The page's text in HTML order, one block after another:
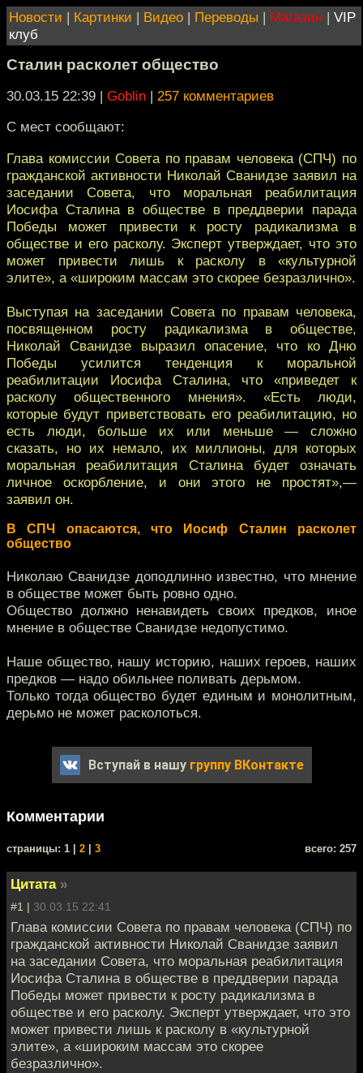
Новости | Картинки | Видео | Переводы | Магазин | VIP
клуб
Сталин расколет общество
30.03.15 22:39 | Goblin | 257 комментариев
С мест сообщают:
Глава комиссии Совета по правам человека (СПЧ) по
гражданской активности Николай Сванидзе заявил на
заседании Совета, что моральная реабилитация
Иосифа Сталина в обществе в преддверии парада
Победы может привести к росту радикализма в
обществе и его расколу. Эксперт утверждает, что это
может привести лишь к расколу в «культурной
элите», а «широким массам это скорее безразлично».
Выступая на заседании Совета по правам человека,
посвященном росту радикализма в обществе,
Николай Сванидзе выразил опасение, что ко Дню
Победы усилится тенденция к моральной
реабилитации Иосифа Сталина, что «приведет к
расколу общественного мнения». «Есть люди,
которые будут приветствовать его реабилитацию, но
есть люди, больше их или меньше — сложно
сказать, но их немало, их миллионы, для которых
моральная реабилитация Сталина будет означать
личное оскорбление, и они этого не простят»,—
заявил он.
В СПЧ опасаются, что Иосиф Сталин расколет
общество
Николаю Сванидзе доподлинно известно, что мнение
в обществе может быть ровно одно.
Общество должно ненавидеть своих предков, иное
мнение в обществе Сванидзе недопустимо.
Наше общество, нашу историю, наших героев, наших
предков — надо обильнее поливать дерьмом.
Только тогда общество будет единым и монолитным,
дерьмо не может расколоться.
Вступай в нашу группу ВКонтакте
Комментарии
cтраницы: 1 | 2 3 всего: 257
Цитата »
#1 | 30.03.15 22:41
Глава комиссии Совета по правам человека (СПЧ) по
гражданской активности Николай Сванидзе заявил
на заседании Совета, что моральная реабилитация
Иосифа Сталина в обществе в преддверии парада
Победы может привести к росту радикализма в
обществе и его расколу. Эксперт утверждает, что это
может привести лишь к расколу в «культурной
элите», а «широким массам это скорее
безразлично».